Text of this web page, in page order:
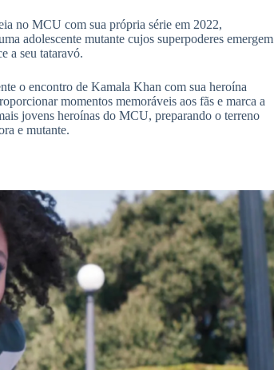
no MCU com sua própria série em 2022,
adolescente mutante cujos superpoderes emergem
a seu tataravó.
o encontro de Kamala Khan com sua heroína
momentos memoráveis ​​aos fãs e marca a
jovens heroínas do MCU, preparando o terreno
e mutante.